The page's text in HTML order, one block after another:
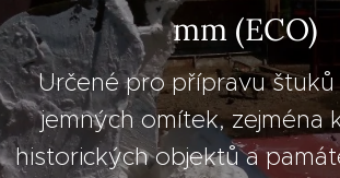
mm (ECO)
Určené pro přípravu štuků
jemných omítek, zejména
historických objektů a